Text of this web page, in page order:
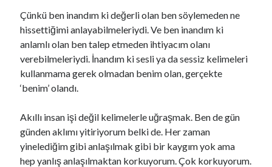
Devren Kiralık Hayaller..içinSeyfi
Bir yalan söyledim, gerçek oldu..içinBircan
Biber Çorbası Tarifi ve 80’lerde Doğmuş Çocukların 40’lı Yaşlara Dair
Dertleri *içinÖznil
E-mail adresi:
Çünkü ben inandım ki değerli olan ben söylemeden ne
hissettiğimi anlayabilmeleriydi. Ve ben inandım ki
anlamlı olan ben talep etmeden ihtiyacım olanı
verebilmeleriydi. İnandım ki sesli ya da sessiz kelimeleri
kullanmama gerek olmadan benim olan, gerçekte
‘benim’ olandı.
Akıllı insan işi değil kelimelerle uğraşmak. Ben de gün
günden aklımı yitiriyorum belki de. Her zaman
yinelediğim gibi anlaşılmak gibi bir kaygım yok ama
hep yanlış anlaşılmaktan korkuyorum. Çok korkuyorum.